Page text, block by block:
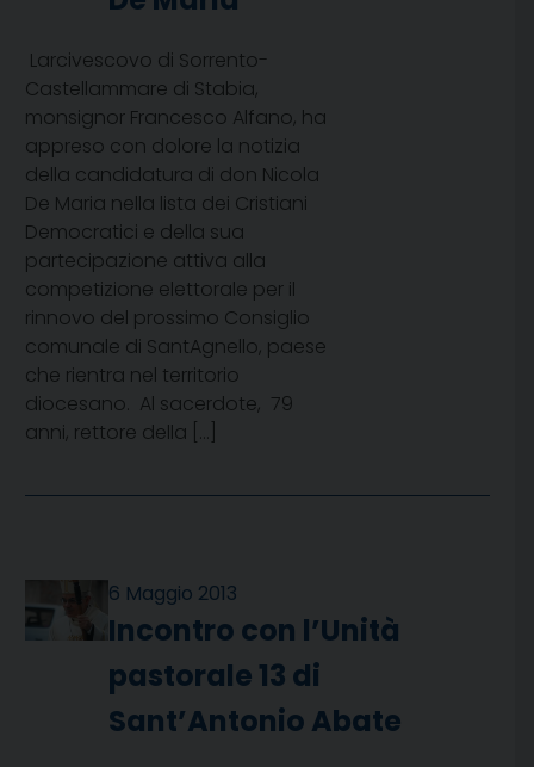
Larcivescovo di Sorrento-
Castellammare di Stabia,
monsignor Francesco Alfano, ha
appreso con dolore la notizia
della candidatura di don Nicola
De Maria nella lista dei Cristiani
Democratici e della sua
partecipazione attiva alla
competizione elettorale per il
rinnovo del prossimo Consiglio
comunale di SantAgnello, paese
che rientra nel territorio
diocesano. Al sacerdote, 79
anni, rettore della […]
6 Maggio 2013
Incontro con l’Unità
pastorale 13 di
Sant’Antonio Abate